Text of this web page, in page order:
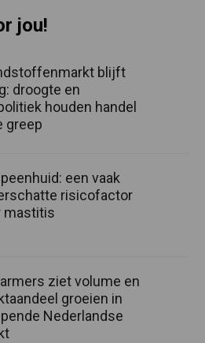
jou!
blijft
droogte en
houden handel
greep
een vaak
risicofactor
mastitis
ziet volume en
groeien in
Nederlandse